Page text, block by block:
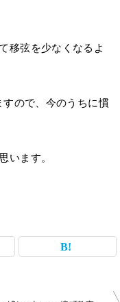
移弦を少なくなるよ
ので、今のうちに慣
います。